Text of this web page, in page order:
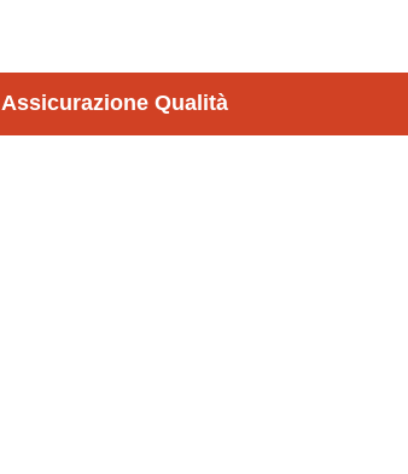
Assicurazione Qualità